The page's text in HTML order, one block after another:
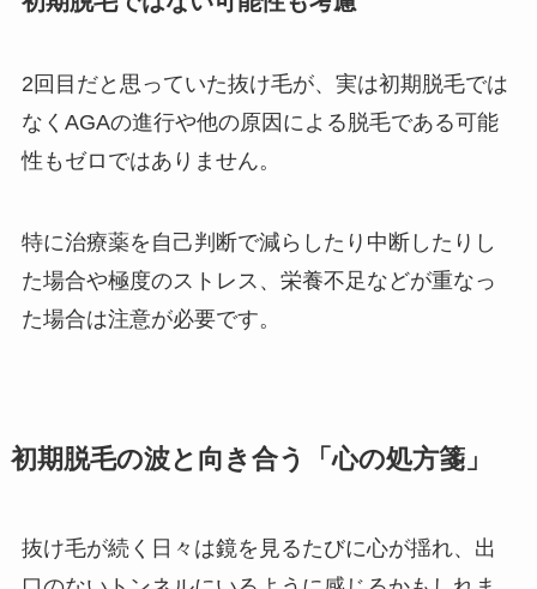
2回目だと思っていた抜け毛が、実は初期脱毛では
なくAGAの進行や他の原因による脱毛である可能
性もゼロではありません。
特に治療薬を自己判断で減らしたり中断したりし
た場合や極度のストレス、栄養不足などが重なっ
た場合は注意が必要です。
初期脱毛の波と向き合う「心の処方箋」
抜け毛が続く日々は鏡を見るたびに心が揺れ、出